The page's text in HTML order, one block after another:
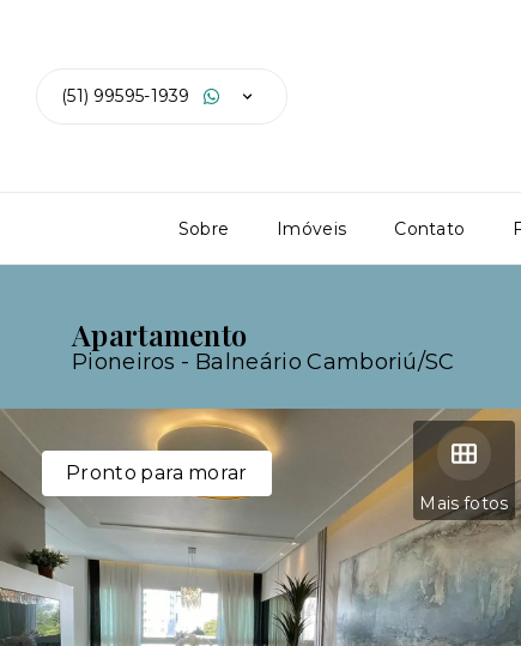
(51) 99595-1939
Sobre Imóveis Contato
Apartamento
Pioneiros - Balneário Camboriú/SC
Mais fotos
Pronto para morar